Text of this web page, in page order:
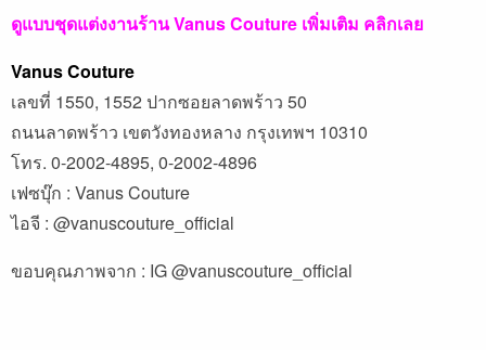
ดูแบบชุดแต่งงานร้าน Vanus Couture เพิ่มเติม คลิกเลย
Vanus Couture
เลขที่ 1550, 1552 ปากซอยลาดพร้าว 50
ถนนลาดพร้าว เขตวังทองหลาง กรุงเทพฯ 10310
โทร. 0-2002-4895, 0-2002-4896
เฟซบุ๊ก : Vanus Couture
ไอจี : @vanuscouture_official
ขอบคุณภาพจาก : IG@vanuscouture_official